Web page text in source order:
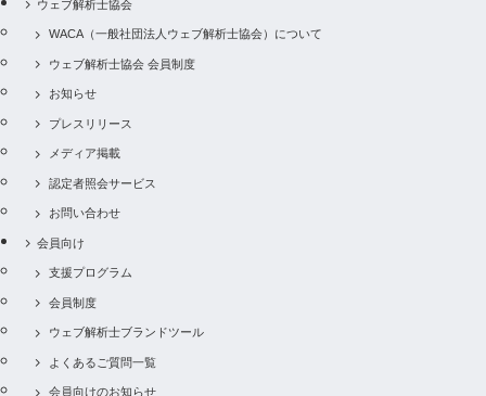
ウェブ解析士協会
WACA（一般社団法人ウェブ解析士協会）について
ウェブ解析士協会 会員制度
お知らせ
プレスリリース
メディア掲載
認定者照会サービス
お問い合わせ
会員向け
支援プログラム
会員制度
ウェブ解析士ブランドツール
よくあるご質問一覧
会員向けのお知らせ